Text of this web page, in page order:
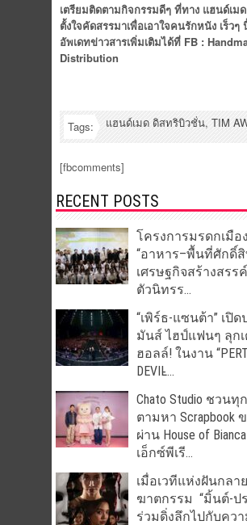
เตรียมติดตามกิจกรรมดีๆ ที่ทาง แฮนด์เม
ตั้งใจคัดสรรมาเพื่อเอาใจคนรักหนัง เร็วๆ
อัพเดทข่าวสารเพิ่มเติมได้ที่ FB :
Distribution
Tags: แฮนด์เมด ดิสทริบิวชั่น, TIM
[fbcomments]
RECENT POSTS
โครงการมรดกเมื
“อาหาร–พื้นที่ศักดิ์สิ
เศรษฐกิจสร้างสรร
ตัวนิทรร...
“เพิร์ธ-แซนต้า” เปิ
มันส์ ไฮป์แฟนๆ ลุก
ฮอลล์! ในงาน
DEVIL̵...
Chato Studio ชวน
ตามหา Scrapbook
ผ่าน House of
เอ็กซ์พีเรี...
เมื่อเวทีแห่งฝันกลา
ฆาตกรรม “มิ้นต์-ปร
ร่วมดิ่งลึกไปกับคว